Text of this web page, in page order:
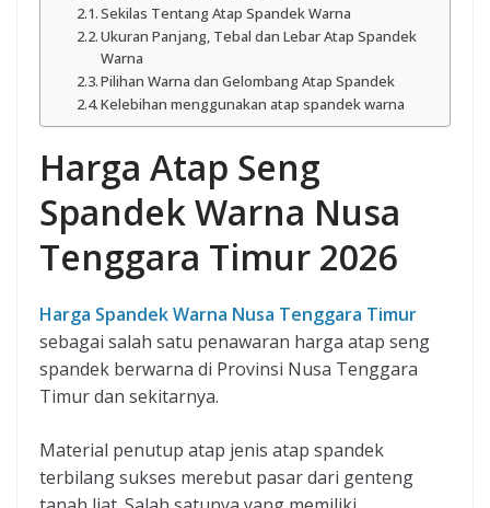
Sekilas Tentang Atap Spandek Warna
Ukuran Panjang, Tebal dan Lebar Atap Spandek
Warna
Pilihan Warna dan Gelombang Atap Spandek
Kelebihan menggunakan atap spandek warna
Harga Atap Seng
Spandek Warna Nusa
Tenggara Timur 2026
Harga Spandek Warna Nusa Tenggara Timur
sebagai salah satu penawaran harga atap seng
spandek berwarna di Provinsi Nusa Tenggara
Timur dan sekitarnya.
Material penutup atap jenis atap spandek
terbilang sukses merebut pasar dari genteng